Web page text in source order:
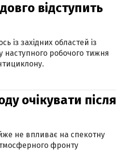
відступить
із західних областей із
робочого тижня
очікувати після
не впливає на спекотну
фронту